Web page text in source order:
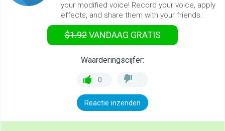
your modified voice! Record your voice, apply
effects, and share them with your friends.
$1.92VANDAAG GRATIS
Waarderingscijfer:
0
Reactie inzenden